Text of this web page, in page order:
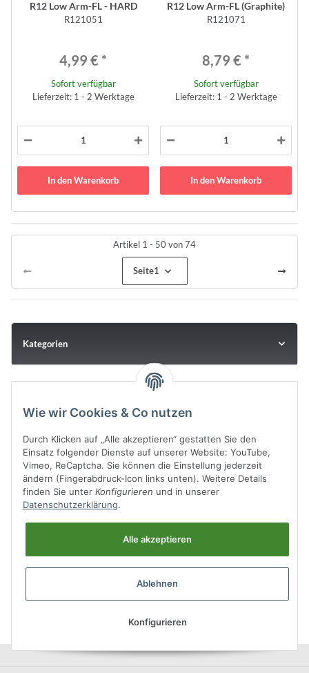
R12 Low Arm-FL - HARD
R121051
4,99 € *
Sofort verfügbar
Lieferzeit: 1 - 2 Werktage
In den Warenkorb
R12 Low Arm-FL (Graphite)
R121071
8,79 € *
Sofort verfügbar
Lieferzeit: 1 - 2 Werktage
In den Warenkorb
Artikel 1 - 50 von 74
Seite1
Kategorien
Allgemeines
Wie wir Cookies & Co nutzen
Durch Klicken auf „Alle akzeptieren“ gestatten Sie den
Einsatz folgender Dienste auf unserer Website: YouTube,
Vimeo, ReCaptcha. Sie können die Einstellung jederzeit
ändern (Fingerabdruck-Icon links unten). Weitere Details
finden Sie unter Konfigurieren und in unserer
Datenschutzerklärung.
Alle akzeptieren
Ablehnen
Konfigurieren